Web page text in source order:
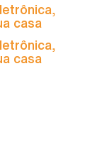
casa
casa